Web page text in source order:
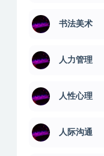
书法美术
人力管理
人性心理
人际沟通